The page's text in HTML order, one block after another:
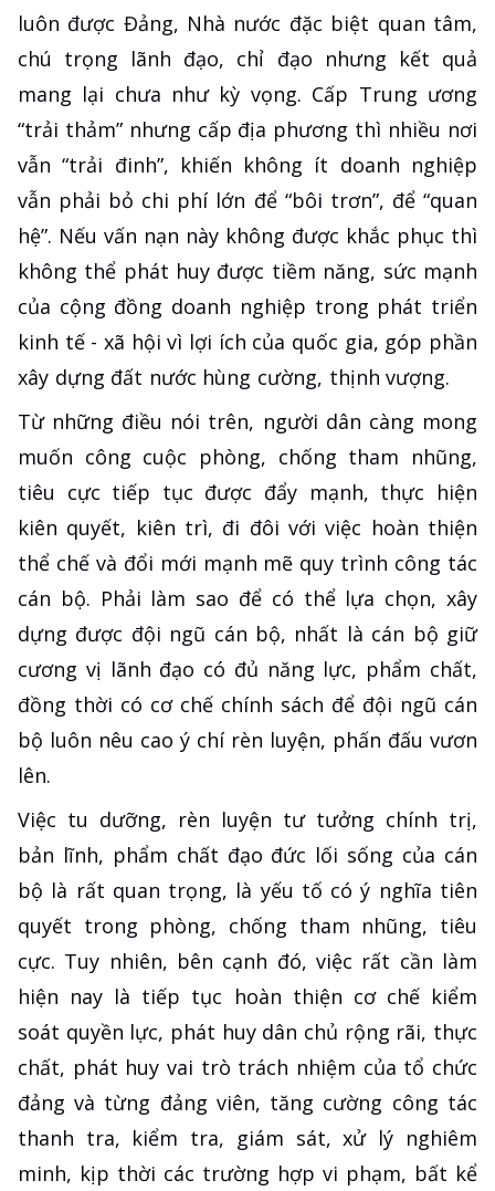
luôn được Đảng, Nhà nước đặc biệt quan tâm,
chú trọng lãnh đạo, chỉ đạo nhưng kết quả
mang lại chưa như kỳ vọng. Cấp Trung ương
“trải thảm” nhưng cấp địa phương thì nhiều nơi
vẫn “trải đinh”, khiến không ít doanh nghiệp
vẫn phải bỏ chi phí lớn để “bôi trơn”, để “quan
hệ”. Nếu vấn nạn này không được khắc phục thì
không thể phát huy được tiềm năng, sức mạnh
của cộng đồng doanh nghiệp trong phát triển
kinh tế - xã hội vì lợi ích của quốc gia, góp phần
xây dựng đất nước hùng cường, thịnh vượng.
Từ những điều nói trên, người dân càng mong
muốn công cuộc phòng, chống tham nhũng,
tiêu cực tiếp tục được đẩy mạnh, thực hiện
kiên quyết, kiên trì, đi đôi với việc hoàn thiện
thể chế và đổi mới mạnh mẽ quy trình công tác
cán bộ. Phải làm sao để có thể lựa chọn, xây
dựng được đội ngũ cán bộ, nhất là cán bộ giữ
cương vị lãnh đạo có đủ năng lực, phẩm chất,
đồng thời có cơ chế chính sách để đội ngũ cán
bộ luôn nêu cao ý chí rèn luyện, phấn đấu vươn
lên.
Việc tu dưỡng, rèn luyện tư tưởng chính trị,
bản lĩnh, phẩm chất đạo đức lối sống của cán
bộ là rất quan trọng, là yếu tố có ý nghĩa tiên
quyết trong phòng, chống tham nhũng, tiêu
cực. Tuy nhiên, bên cạnh đó, việc rất cần làm
hiện nay là tiếp tục hoàn thiện cơ chế kiểm
soát quyền lực, phát huy dân chủ rộng rãi, thực
chất, phát huy vai trò trách nhiệm của tổ chức
đảng và từng đảng viên, tăng cường công tác
thanh tra, kiểm tra, giám sát, xử lý nghiêm
minh, kịp thời các trường hợp vi phạm, bất kể